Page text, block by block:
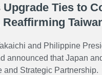
Ties to
and Philippine
announced that Japan
and Strategic